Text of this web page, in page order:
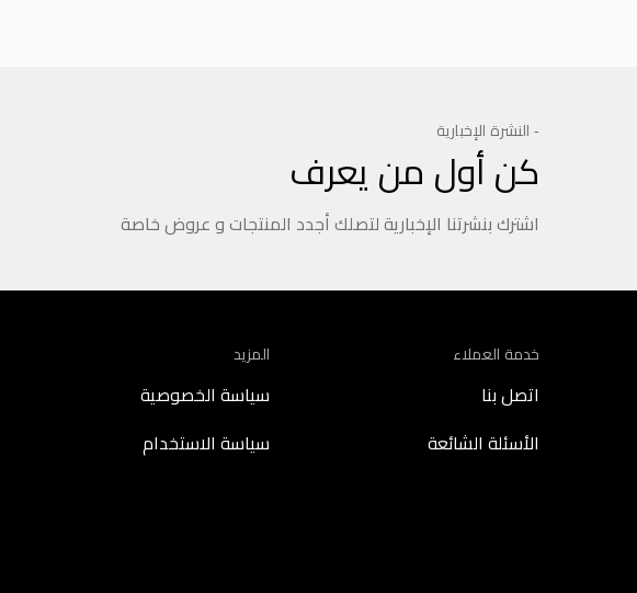
- النشرة الإخبارية
كن أول من يعرف
اشترك بنشرتنا الإخبارية لتصلك أجدد المنتجات و عروض خاصة
خدمة العملاء
اتصل بنا
الأسئلة الشائعة
المزيد
سياسة الخصوصية
سياسة الاستخدام